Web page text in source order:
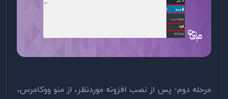
مرحله دوم- پس از نصب افزونه موردنظر، از منو ووکامرس،